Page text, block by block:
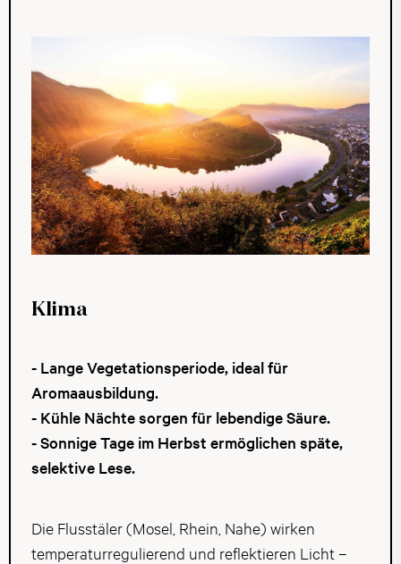
Klima
- Lange Vegetationsperiode, ideal für
Aromaausbildung.
- Kühle Nächte sorgen für lebendige Säure.
- Sonnige Tage im Herbst ermöglichen späte,
selektive Lese.
Die Flusstäler (Mosel, Rhein, Nahe) wirken
temperaturregulierend und reflektieren Licht –